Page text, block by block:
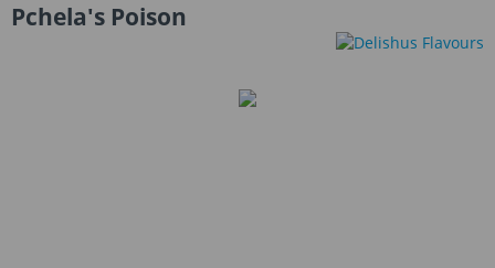
Pchela's Poison